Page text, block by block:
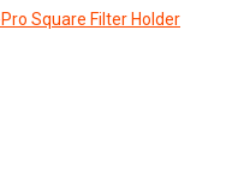
Square Filter Holder